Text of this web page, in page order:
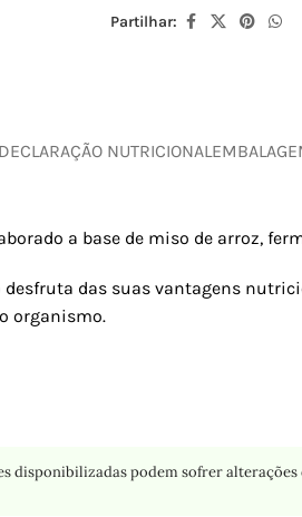
Partilhar:
DECLARAÇÃO NUTRICIONAL
a base de miso de arroz,
das suas vantagens
organismo.
podem sofrer